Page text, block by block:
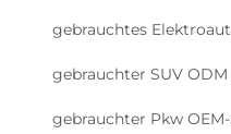
gebrauchtes
gebrauchter SUV
gebrauchter Pkw